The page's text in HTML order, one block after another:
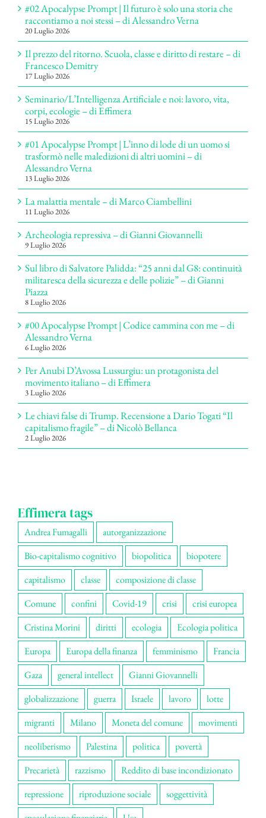
#02 Apocalypse Prompt | Il futuro è solo una storia che
raccontiamo a noi stessi – di Alessandro Verna
20 Luglio 2026
Il prezzo del ritorno. Scuola, classe e diritto di restare – di
Francesco Demitry
17 Luglio 2026
Seminario/L’Intelligenza Artificiale e noi: lavoro, vita,
corpi, ecologie – di Effimera
15 Luglio 2026
#01 Apocalypse Prompt | L’inno di lode di un uomo si
trasformò nelle maledizioni di altri uomini – di
Alessandro Verna
13 Luglio 2026
La malattia mentale – di Marco Ciambellini
11 Luglio 2026
Archeologia repressiva – di Gianni Giovannelli
9 Luglio 2026
Sul libro di Salvatore Palidda: “25 anni dal G8: continuità
militaresca della sicurezza e delle polizie” – di Gianni
Piazza
8 Luglio 2026
#00 Apocalypse Prompt | Codice cammina con me – di
Alessandro Verna
6 Luglio 2026
Per Anubi D’Avossa Lussurgiu: un protagonista del
movimento italiano – di Effimera
3 Luglio 2026
Le chiavi false di Trump. Recensione a Dario Togati “Il
capitalismo fragile” – di Nicolò Bellanca
2 Luglio 2026
Effimera tags
Andrea Fumagalli
autorganizzazione
Bio-capitalismo cognitivo
biopolitica
biopotere
capitalismo
classe
composizione di classe
Comune
confini Covid-19 crisi
crisi europea
Cristina Morini
diritti ecologia
Ecologia politica
Europa
Europa della finanza femminismo
Francia
Gaza
general intellect
Gianni Giovannelli
globalizzazione
guerra Israele lavoro
lotte
migranti
Milano Moneta del comune
movimenti
neoliberismo
Palestina politica
povertà
Precarietà
razzismo
Reddito di base incondizionato
repressione
riproduzione sociale
soggettività